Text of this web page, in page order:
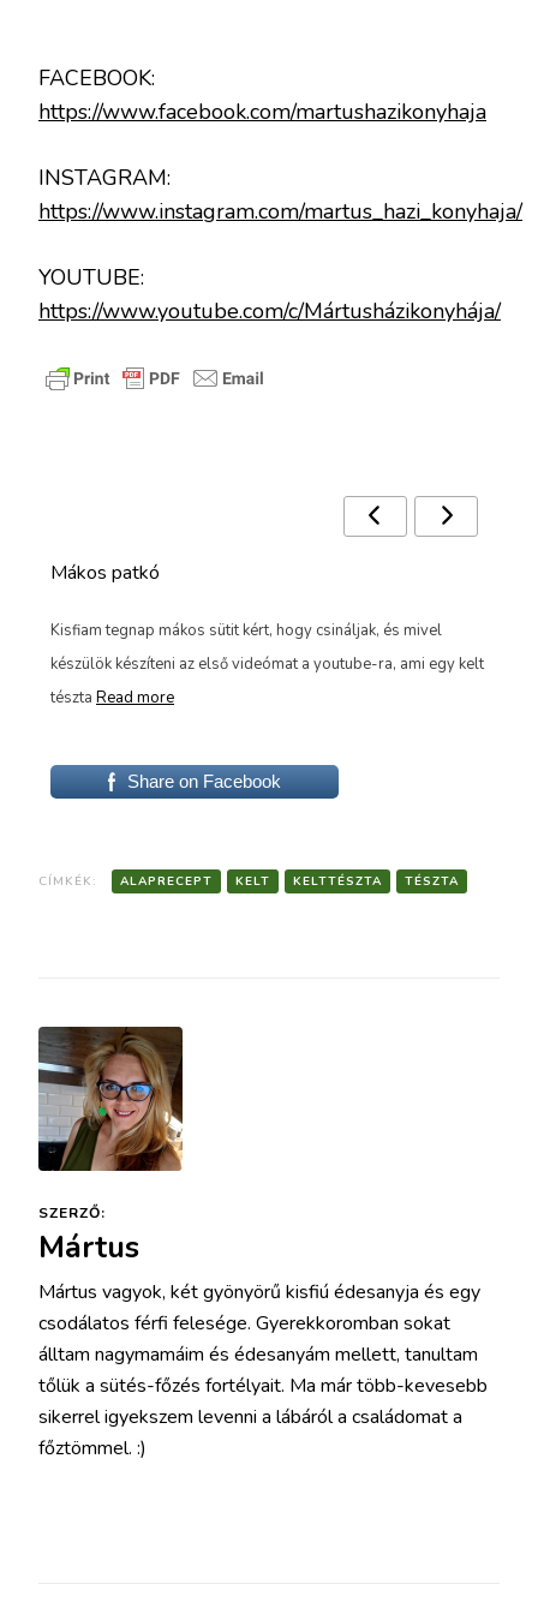
FACEBOOK:
https://www.facebook.com/martushazikonyhaja
INSTAGRAM:
https://www.instagram.com/martus_hazi_konyhaja/
YOUTUBE:
https://www.youtube.com/c/Mártusházikonyhája/
Mákos patkó
Kisfiam tegnap mákos sütit kért, hogy csináljak, és mivel
készülök készíteni az első videómat a youtube-ra, ami egy kelt
tészta Read more
Share on Facebook
CÍMKÉK: ALAPRECEPT KELT KELTTÉSZTA TÉSZTA
SZERZŐ:
Mártus
Mártus vagyok, két gyönyörű kisfiú édesanyja és egy
csodálatos férfi felesége. Gyerekkoromban sokat
álltam nagymamáim és édesanyám mellett, tanultam
tőlük a sütés-főzés fortélyait. Ma már több-kevesebb
sikerrel igyekszem levenni a lábáról a családomat a
főztömmel. :)